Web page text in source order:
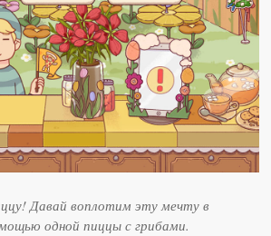
Давай воплотим эту мечту в
одной пиццы с грибами.